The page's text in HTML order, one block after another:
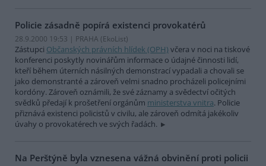
Policie zásadně popírá existenci provokatérů
28.9.2000 19:53 | PRAHA (EkoList)
Zástupci Občanských právních hlídek (OPH) včera v noci na tiskové
konferenci poskytly novinářům informace o údajné činnosti lidí,
kteří během úterních násilných demonstrací vypadali a chovali se
jako demonstranté a zároveň velmi snadno procházeli policejními
kordóny. Zároveň oznámili, že své záznamy a svědectví očitých
svědků předají k prošetření orgánům ministerstva vnitra. Policie
přiznává existenci policistů v civilu, ale zároveň odmítá jakékoliv
úvahy o provokatérech ve svých řadách.
Na Perštýně byla vznesena vážná obvinění proti policii